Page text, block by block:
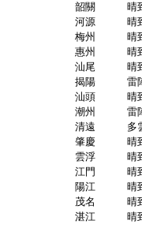
韶關
河源
梅州
惠州
汕尾
揭陽
汕頭     晴
潮州
清遠
肇慶
雲浮
江門
陽江
茂名
湛江